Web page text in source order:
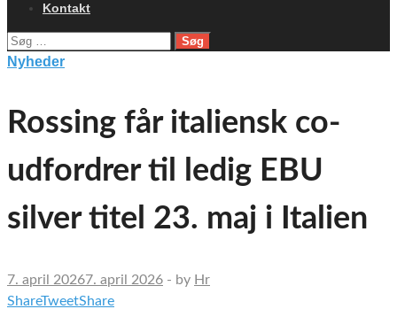
Kontakt
Søg
efter:
Nyheder
Rossing får italiensk co-
udfordrer til ledig EBU
silver titel 23. maj i Italien
7. april 20267. april 2026 - by Hr
ShareTweetShare